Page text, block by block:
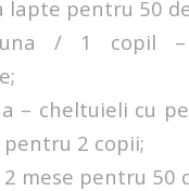
lapte pentru 50
/ 1 copil –
– cheltuieli cu
2 copii;
mese pentru 50